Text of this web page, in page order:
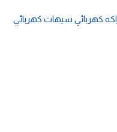
كهربائي سيهات كهربائي